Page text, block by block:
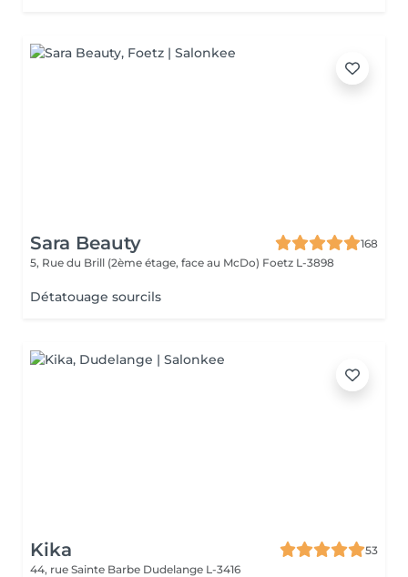
Sara Beauty
168
5, Rue du Brill (2ème étage, face au McDo) Foetz L-3898
Détatouage sourcils
Kika
53
44, rue Sainte Barbe Dudelange L-3416